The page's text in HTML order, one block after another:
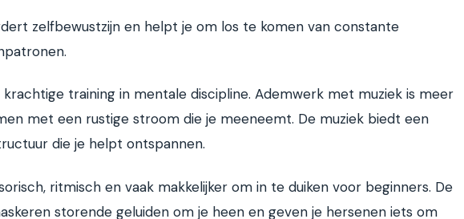
zelfbewustzijn en helpt je om los te komen van constante
krachtige training in mentale discipline. Ademwerk met muziek is meer
met een rustige stroom die je meeneemt. De muziek biedt een
die je helpt ontspannen.
ritmisch en vaak makkelijker om in te duiken voor beginners. De
storende geluiden om je heen en geven je hersenen iets om